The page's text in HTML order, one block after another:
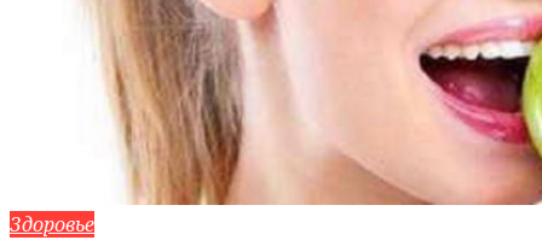
Здоровье